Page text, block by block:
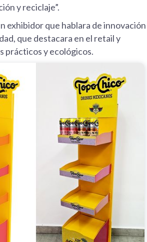
y reciclaje”.
exhibidor que hablara de innovación
que destacara en el retail y
prácticos y ecológicos.